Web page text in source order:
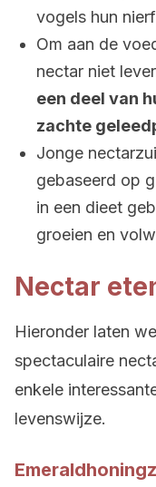
vogels hun
Om aan de
nectar niet
een deel van
zachte
Jonge
gebaseerd op
in een dieet
groeien en
Nectar
Hieronder laten
spectaculaire
enkele
levenswijze.